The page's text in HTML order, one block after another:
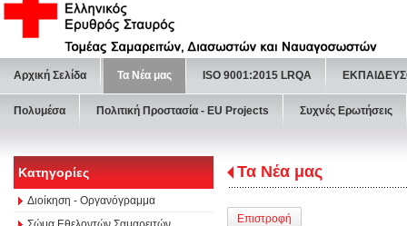
Αρχική Σελίδα Τα Νέα μας ISO 9001:2015 LRQA
Πολυμέσα Πολιτική Προστασία - ΕU Projects Συχνές Ερωτήσεις
Κατηγορίες
Διοίκηση - Οργανόγραμμα
Τα Νέα μας
Επιστροφή